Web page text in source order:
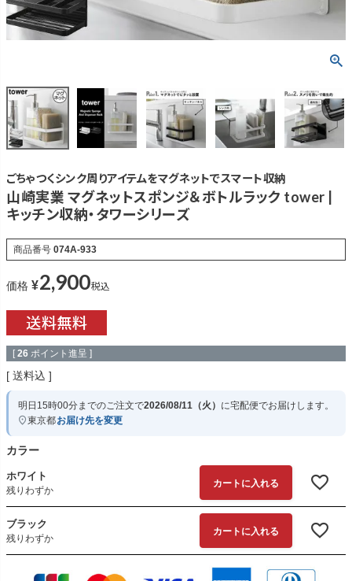
ごちゃつくシンク周りアイテムをマグネットでスマート収納
山崎実業 マグネットスポンジ＆ボトルラック tower |
キッチン収納・タワーシリーズ
商品番号 074A-933
価格 ¥2,900税込
[ 26 ポイント進呈 ]
送料込
明日 15時00分までのご注文で2026/08/11（火） に宅配便でお届けします。
東京都お届け先を変更
カラー
ホワイト
残りわずか
カートに入れる
ブラック
残りわずか
カートに入れる